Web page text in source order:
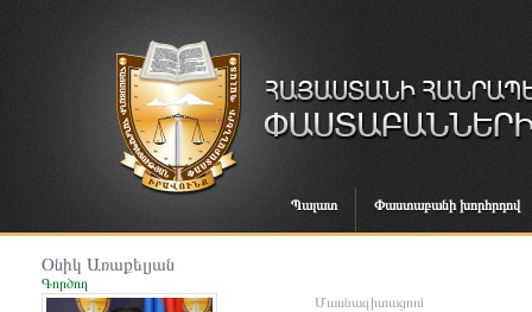
Պալատ Փաստաբանի խորհրդով
Օնիկ Առաքելյան
Գործող
Մասնագիտացում